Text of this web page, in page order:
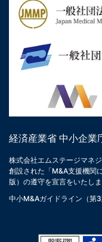
経済産業省 中小企業
株式会社エムステージマネ
創設された「M&A支援機関
版）の遵守を宣言をいたしま
中小M&Aガイドライン（第